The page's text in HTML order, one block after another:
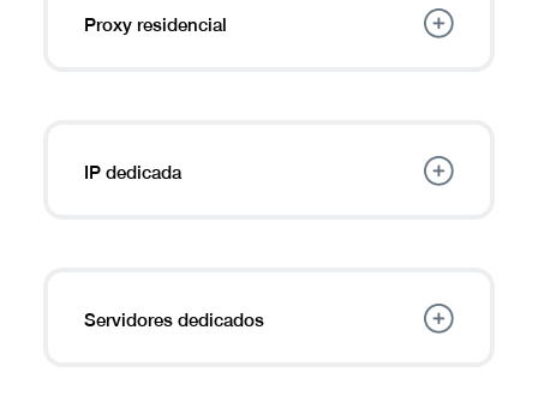
Proxy residencial
IP dedicada
Servidores dedicados